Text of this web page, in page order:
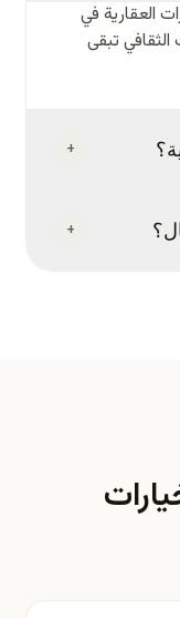
العقارية في
الثقافي تبقى
+
+